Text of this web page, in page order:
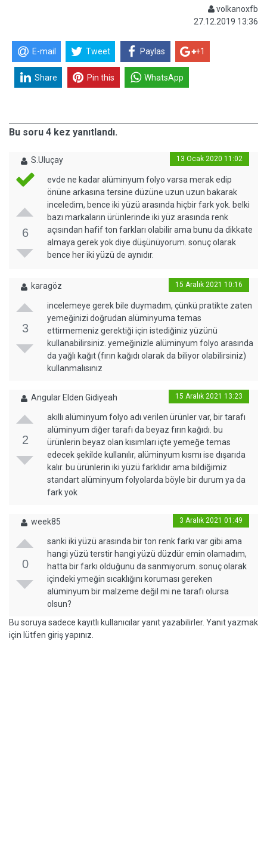
volkanoxfb
27.12.2019 13:36
E-mail Tweet Paylas +1
Share Pin this WhatsApp
Bu soru 4 kez yanıtlandı.
S.Uluçay 13 Ocak 2020 11:02
6
evde ne kadar alüminyum folyo varsa merak edip
önüne arkasına tersine düzüne uzun uzun bakarak
inceledim, bence iki yüzü arasında hiçbir fark yok. belki
bazı markaların ürünlerinde iki yüz arasında renk
açısından hafif ton farkları olabilir ama bunu da dikkate
almaya gerek yok diye düşünüyorum. sonuç olarak
bence her iki yüzü de aynıdır.
karagöz 15 Aralık 2021 10:16
3
incelemeye gerek bile duymadım, çünkü pratikte zaten
yemeğinizi doğrudan alüminyuma temas
ettirmemeniz gerektiği için istediğiniz yüzünü
kullanabilirsiniz. yemeğinizle alüminyum folyo arasında
da yağlı kağıt (fırın kağıdı olarak da biliyor olabilirsiniz)
kullanmalısınız
Angular Elden Gidiyeah 15 Aralık 2021 13:23
2
akıllı alüminyum folyo adı verilen ürünler var, bir tarafı
alüminyum diğer tarafı da beyaz fırın kağıdı. bu
ürünlerin beyaz olan kısımları içte yemeğe temas
edecek şekilde kullanılır, alüminyum kısmı ise dışarıda
kalır. bu ürünlerin iki yüzü farklıdır ama bildiğimiz
standart alüminyum folyolarda böyle bir durum ya da
fark yok
week85 3 Aralık 2021 01:49
0
sanki iki yüzü arasında bir ton renk farkı var gibi ama
hangi yüzü terstir hangi yüzü düzdür emin olamadım,
hatta bir farkı olduğunu da sanmıyorum. sonuç olarak
içindeki ymeğin sıcaklığını koruması gereken
alüminyum bir malzeme değil mi ne tarafı olursa
olsun?
Bu soruya sadece kayıtlı kullanıcılar yanıt yazabilirler. Yanıt yazmak
için lütfen giriş yapınız.